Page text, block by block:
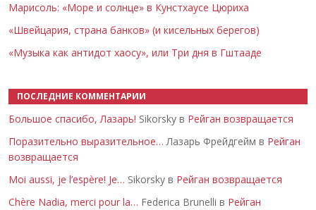
Марисоль: «Море и солнце» в Кунстхаусе Цюриха
«Швейцария, страна банков» (и кисельных берегов)
«Музыка как антидот хаосу», или Три дня в Гштааде
ПОСЛЕДНИЕ КОММЕНТАРИИ
Большое спасибо, Лазарь! Sikorsky в Рейган возвращается
Поразительно выразительное… Лазарь Фрейдгейм в Рейган
возвращается
Moi aussi, je l’espère! Je… Sikorsky в Рейган возвращается
Chère Nadia, merci pour la… Federica Brunelli в Рейган